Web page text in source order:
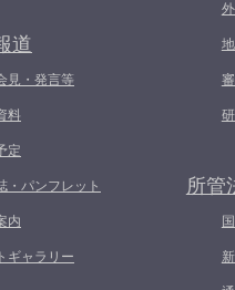
道
見・発言等
料
定
・パンフレット
内
ギャラリー
所管